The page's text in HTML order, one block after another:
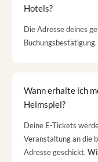
Hotels?
Die Adresse deines
Buchungsbestätigung.
Wann erhalte ich
Heimspiel?
Deine E-Tickets
Veranstaltung an die
Adresse geschickt.